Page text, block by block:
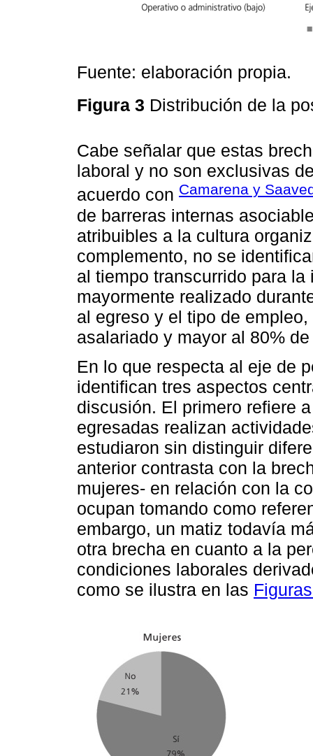
Fuente: elaboración propia.
Figura 3 Distribución de la
Cabe señalar que estas
laboral y no son exclusivas
acuerdo con Camarena y
de barreras internas
atribuibles a la cultura
complemento, no se
al tiempo transcurrido para
mayormente realizado
al egreso y el tipo de
asalariado y mayor al 80%
En lo que respecta al eje de
identifican tres aspectos
discusión. El primero refiere
egresadas realizan
estudiaron sin distinguir
anterior contrasta con la
mujeres- en relación con la
ocupan tomando como
embargo, un matiz todavía
otra brecha en cuanto a la
condiciones laborales
como se ilustra en las